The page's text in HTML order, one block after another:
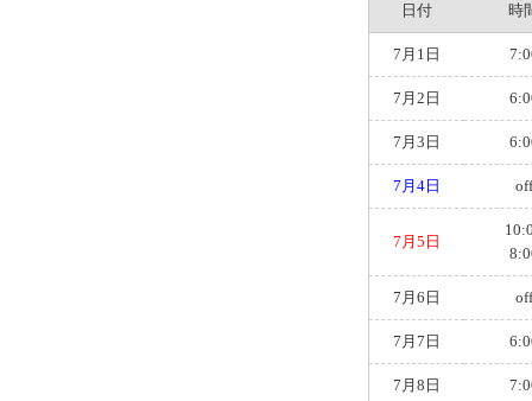
日付 時
7月1日
7月2日
7月3日
7月4日 off
7月5日
7月6日 off
7月7日
7月8日